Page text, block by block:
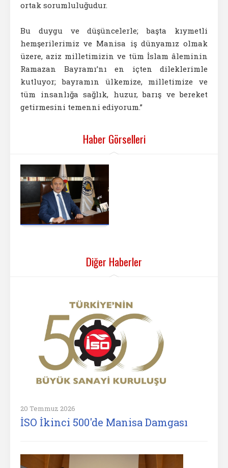
ortak sorumluluğudur.
Bu duygu ve düşüncelerle; başta kıymetli
hemşerilerimiz ve Manisa iş dünyamız olmak
üzere, aziz milletimizin ve tüm İslam âleminin
Ramazan Bayramı’nı en içten dileklerimle
kutluyor; bayramın ülkemize, milletimize ve
tüm insanlığa sağlık, huzur, barış ve bereket
getirmesini temenni ediyorum.”
Haber Görselleri
Diğer Haberler
20 Temmuz 2026
İSO İkinci 500'de Manisa Damgası